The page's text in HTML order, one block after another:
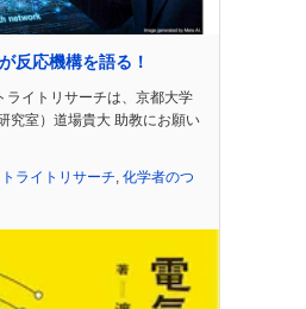
反応機構を語る！
ライトリサーチは、京都大学
究室）道場貴大 助教にお願い
ライトリサーチ 化学者のつ